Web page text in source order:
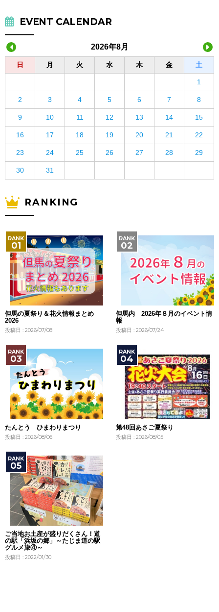
EVENT CALENDAR
2026年8月
日 月 火 水 木 金 土
1
2 3 4 5 6 7 8
9 10 11 12 13 14 15
16 17 18 19 20 21 22
23 24 25 26 27 28 29
30 31
RANKING
但馬の夏祭り＆花火情報まとめ
2026
投稿日 : 2026/07/08
但馬内 2026年８月のイベント情
報
投稿日 : 2026/07/24
たんとう ひまわりまつり
投稿日 : 2026/08/06
第48回あさご夏祭り
投稿日 : 2026/08/05
ご当地お土産が盛りだくさん！道
の駅「浜坂の郷」～たじま道の駅
グルメ旅④～
投稿日 : 2022/01/30